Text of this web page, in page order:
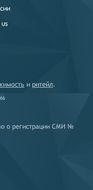
и ритейл.
о регистрации СМИ №